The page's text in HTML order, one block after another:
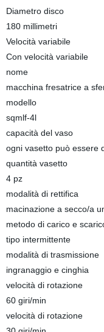
Diametro disco
180 millimetri
Velocità variabile
Con velocità variabile
nome
macchina fresatrice a
modello
sqmlf-4l
capacità del vaso
ogni vasetto può essere
quantità vasetto
4 pz
modalità di rettifica
macinazione a secco/a
metodo di carico e
tipo intermittente
modalità di trasmissione
ingranaggio e cinghia
velocità di rotazione
60 giri/min
velocità di rotazione